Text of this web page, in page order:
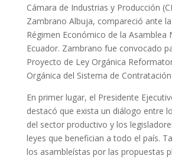
Cámara de Industrias y Producción
Zambrano Albuja, compareció ante
Régimen Económico de la Asamblea
Ecuador. Zambrano fue convocado
Proyecto de Ley Orgánica
Orgánica del Sistema de
En primer lugar, el Presidente
destacó que exista un diálogo entre
del sector productivo y los
leyes que benefician a todo el país.
los asambleístas por las propuestas